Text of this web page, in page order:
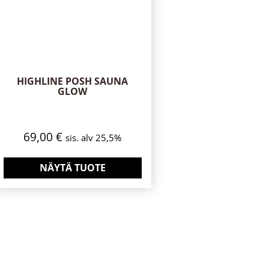
HIGHLINE POSH SAUNA
GLOW
69,00€ sis. alv 25,5%
NÄYTÄ TUOTE